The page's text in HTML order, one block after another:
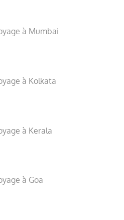
à Mumbai
à Kolkata
à Kerala
à Goa